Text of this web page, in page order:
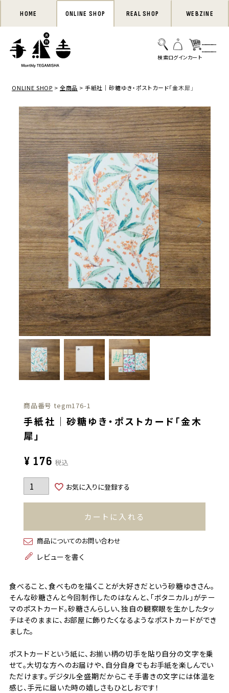
HOME ONLINE SHOP REAL SHOP WEBZINE
ONLINE SHOP 全商品 手紙社｜砂糖ゆき・ポストカード「金木犀」
商品番号 tegm176-1
手紙社｜砂糖ゆき・ポストカード「金木
犀」
¥ 176 税込
お気に入りに登録する
カートに入れる
商品についてのお問い合わせ
レビューを書く
食べること、食べものを描くことが大好きだという砂糖ゆきさん。
そんな砂糖さんと今回制作したのはなんと、「ボタニカル」がテー
マのポストカード。砂糖さんらしい、独自の観察眼を生かしたタッ
チはそのままに、お部屋に飾りたくなるようなポストカードができ
ました。
ポストカードという紙に、お揃い柄の切手を貼り自分の文字を乗
せて。大切な方へのお届けや、自分自身でもお手紙を楽しんでい
ただけます。デジタル全盛期だからこそ手書きの文字には体温を
感じ、手元に届いた時の嬉しさもひとしおです！